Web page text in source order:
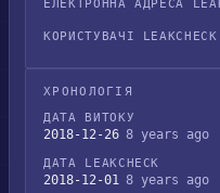
ЕЛЕКТРОННА АДРЕСА
КОРИСТУВАЧІ
ХРОНОЛОГІЯ
ДАТА ВИТОКУ
2018-12-26 8 years ago
ДАТА LEAKCHECK
2018-12-01 8 years ago